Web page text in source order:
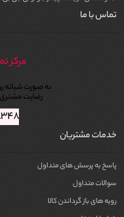
محبوب‌ترین محصول چارلوت تیلبری
بله، بسیاری از محصولات با
بله، این برند بدون تست حیوانی
تماس با ما
مرکز
به صورت شبانه
رضایت مشتری
خدمات مشتریان
پاسخ به پرسش های متداول
سوالات متداول
رویه های باز گرداندن کالا